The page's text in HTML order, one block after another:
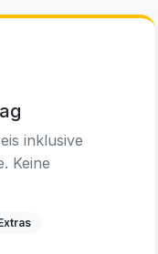
inklusive
Keine